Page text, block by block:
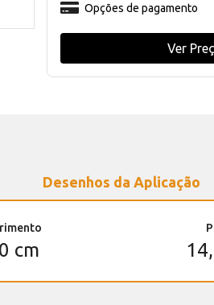
Opções de pagamento
Ver
Desenhos da Aplicação
cm